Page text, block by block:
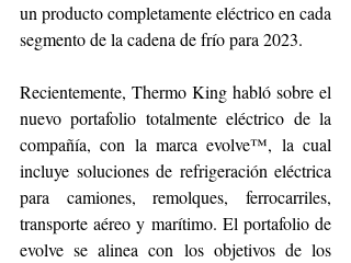
un producto completamente eléctrico en cada
segmento de la cadena de frío para 2023.
Recientemente, Thermo King habló sobre el
nuevo portafolio totalmente eléctrico de la
compañía, con la marca evolve™, la cual
incluye soluciones de refrigeración eléctrica
para camiones, remolques, ferrocarriles,
transporte aéreo y marítimo. El portafolio de
evolve se alinea con los objetivos de los